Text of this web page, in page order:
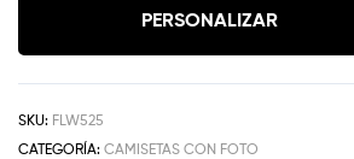
PERSONALIZAR
SKU: FLW525
CATEGORÍA: CAMISETAS CON FOTO